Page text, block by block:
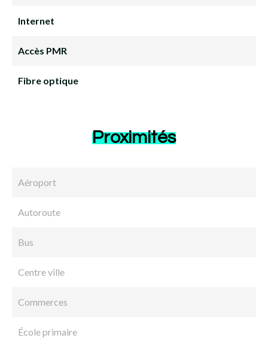
Internet
Accès PMR
Fibre optique
Proximités
Aéroport
Autoroute
Bus
Centre ville
Commerces
École primaire